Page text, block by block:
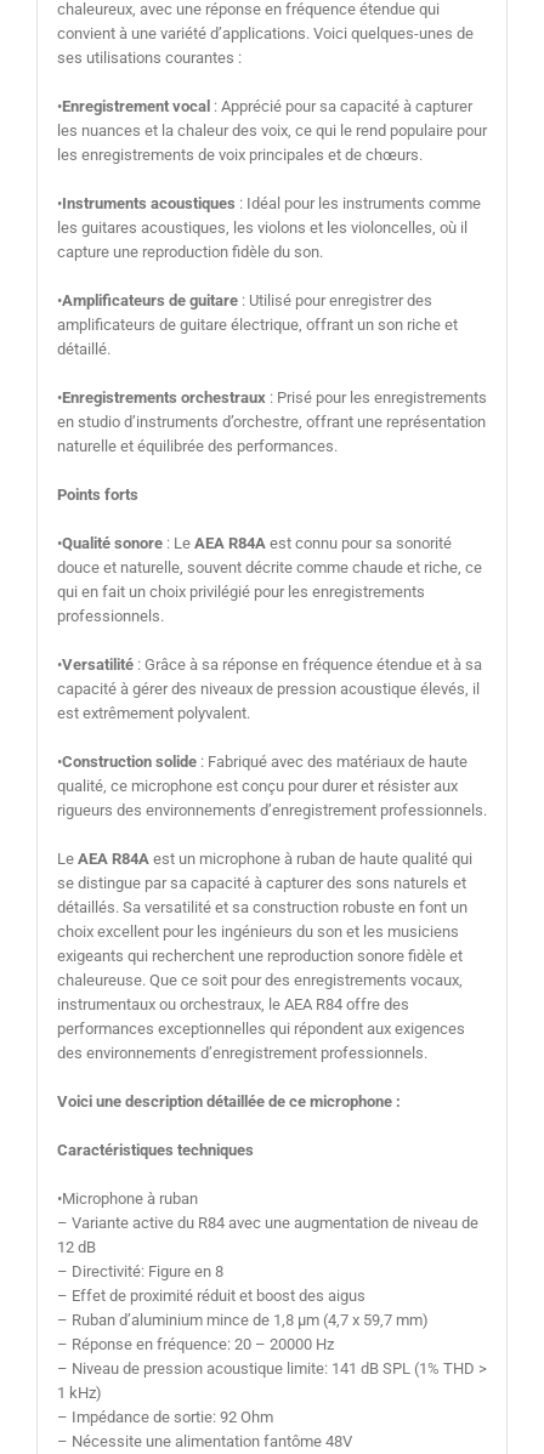
chaleureux, avec une réponse en fréquence étendue qui
convient à une variété d’applications. Voici quelques-unes de
ses utilisations courantes :
•Enregistrement vocal : Apprécié pour sa capacité à capturer
les nuances et la chaleur des voix, ce qui le rend populaire pour
les enregistrements de voix principales et de chœurs.
•Instruments acoustiques : Idéal pour les instruments comme
les guitares acoustiques, les violons et les violoncelles, où il
capture une reproduction fidèle du son.
•Amplificateurs de guitare: Utilisé pour enregistrer des
amplificateurs de guitare électrique, offrant un son riche et
détaillé.
•Enregistrements orchestraux : Prisé pour les enregistrements
en studio d’instruments d’orchestre, offrant une représentation
naturelle et équilibrée des performances.
Points forts
•Qualité sonore: Le AEA R84A est connu pour sa sonorité
douce et naturelle, souvent décrite comme chaude et riche, ce
qui en fait un choix privilégié pour les enregistrements
professionnels.
•Versatilité: Grâce à sa réponse en fréquence étendue et à sa
capacité à gérer des niveaux de pression acoustique élevés, il
est extrêmement polyvalent.
•Construction solide: Fabriqué avec des matériaux de haute
qualité, ce microphone est conçu pour durer et résister aux
rigueurs des environnements d’enregistrement professionnels.
Le AEA R84A est un microphone à ruban de haute qualité qui
se distingue par sa capacité à capturer des sons naturels et
détaillés. Sa versatilité et sa construction robuste en font un
choix excellent pour les ingénieurs du son et les musiciens
exigeants qui recherchent une reproduction sonore fidèle et
chaleureuse. Que ce soit pour des enregistrements vocaux,
instrumentaux ou orchestraux, le AEA R84 offre des
performances exceptionnelles qui répondent aux exigences
des environnements d’enregistrement professionnels.
Voici une description détaillée de ce microphone :
Caractéristiques techniques
•Microphone à ruban
– Variante active du R84 avec une augmentation de niveau de
12 dB
– Directivité: Figure en 8
– Effet de proximité réduit et boost des aigus
– Ruban d’aluminium mince de 1,8 µm (4,7 x 59,7 mm)
– Réponse en fréquence: 20 – 20000 Hz
– Niveau de pression acoustique limite: 141 dB SPL (1% THD >
1 kHz)
– Impédance de sortie: 92 Ohm
– Nécessite une alimentation fantôme 48V